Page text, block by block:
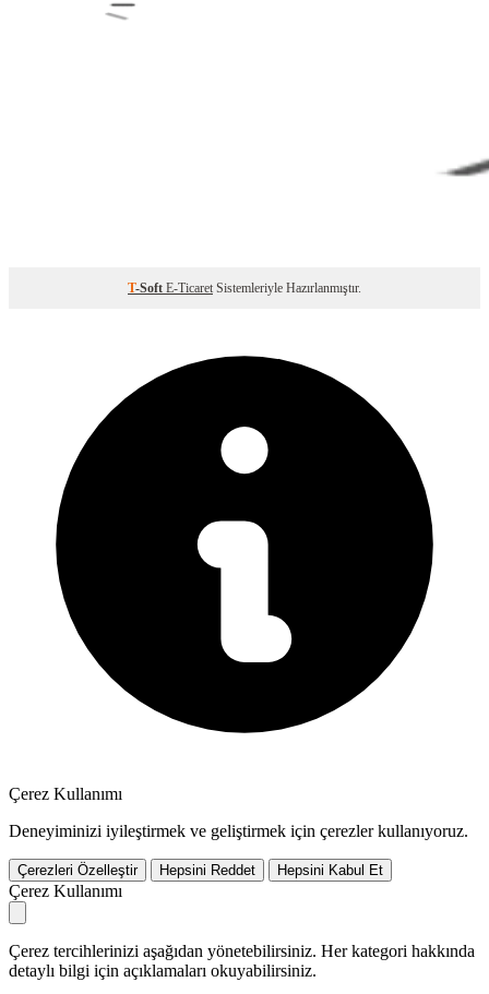
T-Soft E-Ticaret Sistemleriyle Hazırlanmıştır.
Çerez Kullanımı
Deneyiminizi iyileştirmek ve geliştirmek için çerezler kullanıyoruz.
Çerezleri Özelleştir Hepsini Reddet Hepsini Kabul Et
Çerez Kullanımı
Çerez tercihlerinizi aşağıdan yönetebilirsiniz. Her kategori hakkında
detaylı bilgi için açıklamaları okuyabilirsiniz.